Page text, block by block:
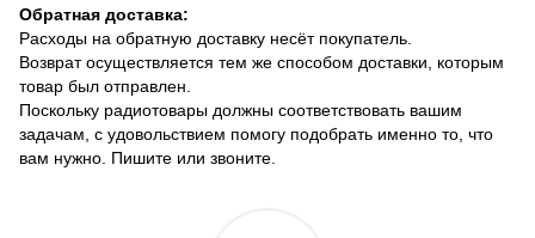
Обратная доставка:
Расходы на обратную доставку несёт покупатель.
Возврат осуществляется тем же способом доставки, которым
товар был отправлен.
Поскольку радиотовары должны соответствовать вашим
задачам, с удовольствием помогу подобрать именно то, что
вам нужно. Пишите или звоните.